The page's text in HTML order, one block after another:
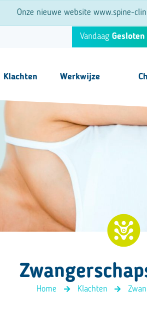
Onze nieuwe website www.spine-
Vandaag Gesloten
Klachten Werkwijze
Stap voor Stap
Behandelingen
Fysiotherapie
Lasertherapie
EMTT
Shockwave therapie
NESA therapie
4D rugscan
Home Klachten